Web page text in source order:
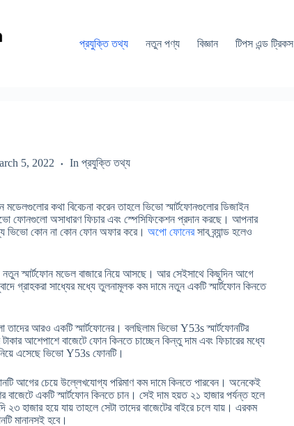
প্রযুক্তি তথ্য
নতুন পণ্য বিজ্ঞান টিপস এন্ড ট্রিকস
5, 2022 In প্রযুক্তি তথ্য
মডেলগুলোর কথা বিবেচনা করেন তাহলে ভিভো স্মার্টফোনগুলোর ডিজাইন
ফোনগুলো অসাধারণ ফিচার এবং স্পেসিফিকেশন প্রদান করছে। আপনার
ভিভো কোন না কোন ফোন অফার করে। অপো ফোনেরসাব ব্র্যান্ড হলেও
স্মার্টফোন মডেল বাজারে নিয়ে আসছে। আর সেইসাথে কিছুদিন আগে
গ্রাহকরা সাধ্যের মধ্যে তুলনামূলক কম দামে নতুন একটি স্মার্টফোন কিনতে
তাদের আরও একটি স্মার্টফোনের। বলছিলাম ভিভো Y53s স্মার্টফোনটির
আশেপাশে বাজেটে ফোন কিনতে চাচ্ছেন কিন্তু দাম এবং ফিচারের মধ্যে
এসেছে ভিভো Y53s ফোনটি।
আগের চেয়ে উল্লেখযোগ্য পরিমাণ কম দামে কিনতে পারবেন। অনেকেই
বাজেটে একটি স্মার্টফোন কিনতে চান। সেই দাম হয়ত ২১ হাজার পর্যন্ত হলে
২৩ হাজার হয়ে যায় তাহলে সেটা তাদের বাজেটের বাইরে চলে যায়। এরকম
মানানসই হবে।